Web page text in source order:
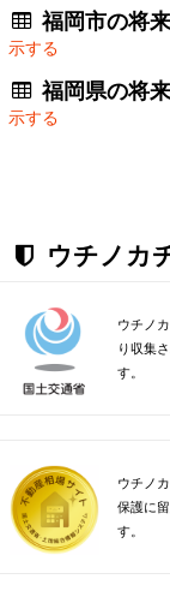
福岡市の将
示する
福岡県の将
示する
ウチノカ
ウチノ
り収集
す。
ウチノ
保護に
す。